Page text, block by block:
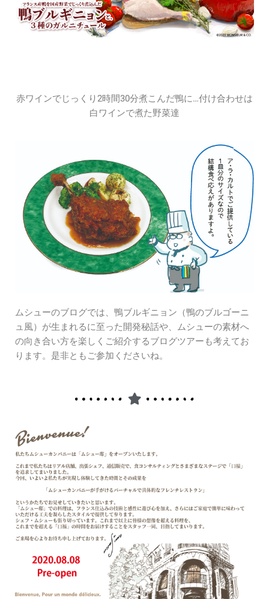
赤ワインでじっくり2時間30分煮こんだ鴨に…付け合わせは
白ワインで煮た野菜達
ムシューのブログでは、鴨ブルギニョン（鴨のブルゴーニ
ュ風）が生まれるに至った開発秘話や、ムシューの素材へ
の向き合い方を楽しくご紹介するブログツアーも考えてお
ります。是非ともご参加くださいね。